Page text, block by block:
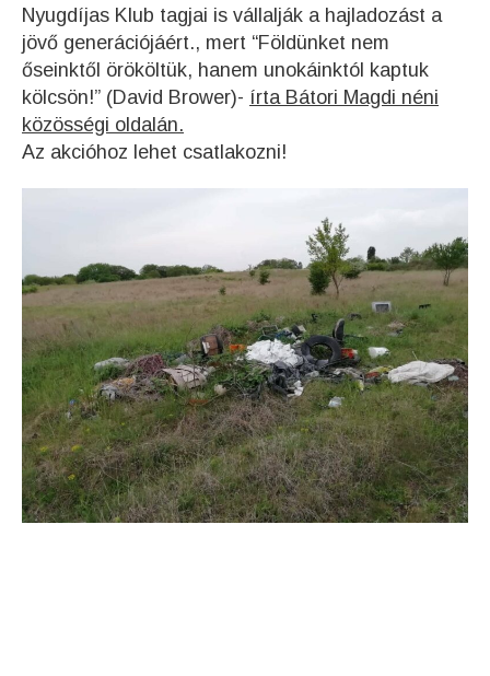
Nyugdíjas Klub tagjai is vállalják a hajladozást a
jövő generációjáért., mert “Földünket nem
őseinktől örököltük, hanem unokáinktól kaptuk
kölcsön!” (David Brower)- írta Bátori Magdi néni
közösségi oldalán.
Az akcióhoz lehet csatlakozni!